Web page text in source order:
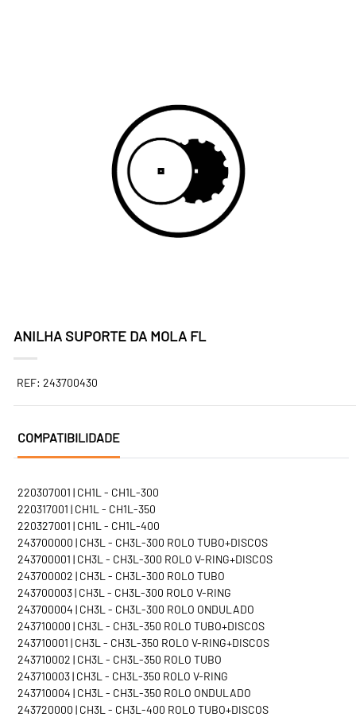
ANILHA SUPORTE DA MOLA FL
REF: 243700430
COMPATIBILIDADE
220307001 | CH1L - CH1L-300
220317001 | CH1L - CH1L-350
220327001 | CH1L - CH1L-400
243700000 | CH3L - CH3L-300 ROLO TUBO+DISCOS
243700001 | CH3L - CH3L-300 ROLO V-RING+DISCOS
243700002 | CH3L - CH3L-300 ROLO TUBO
243700003 | CH3L - CH3L-300 ROLO V-RING
243700004 | CH3L - CH3L-300 ROLO ONDULADO
243710000 | CH3L - CH3L-350 ROLO TUBO+DISCOS
243710001 | CH3L - CH3L-350 ROLO V-RING+DISCOS
243710002 | CH3L - CH3L-350 ROLO TUBO
243710003 | CH3L - CH3L-350 ROLO V-RING
243710004 | CH3L - CH3L-350 ROLO ONDULADO
243720000 | CH3L - CH3L-400 ROLO TUBO+DISCOS